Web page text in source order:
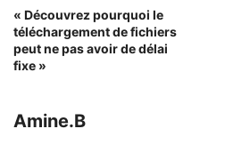
« Découvrez pourquoi le
téléchargement de fichiers
peut ne pas avoir de délai
fixe »
Amine.B